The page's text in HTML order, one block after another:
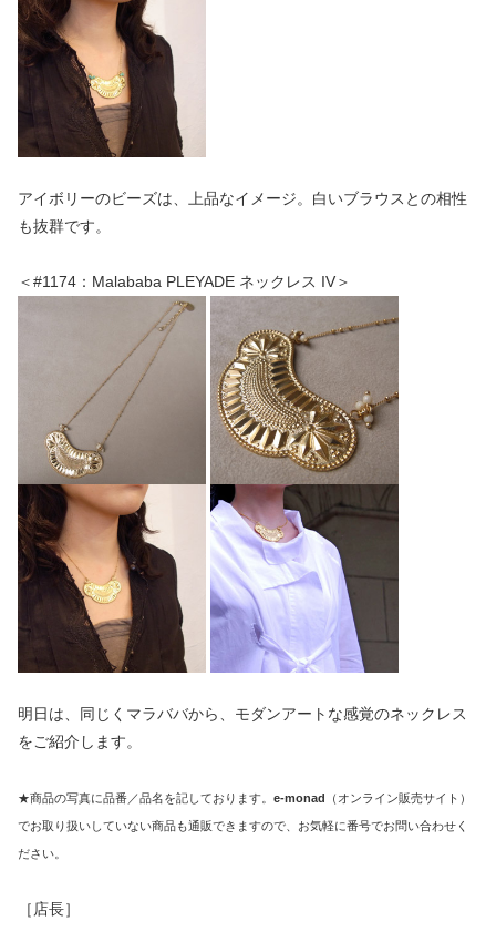
アイボリーのビーズは、上品なイメージ。白いブラウスとの相性
も抜群です。
＜#1174：Malababa PLEYADE ネックレス IV＞
明日は、同じくマラババから、モダンアートな感覚のネックレス
をご紹介します。
★商品の写真に品番／品名を記しております。 e-monad （オンライン販売サイト）
でお取り扱いしていない商品も通販できますので、お気軽に番号でお問い合わせく
ださい。
［店長］